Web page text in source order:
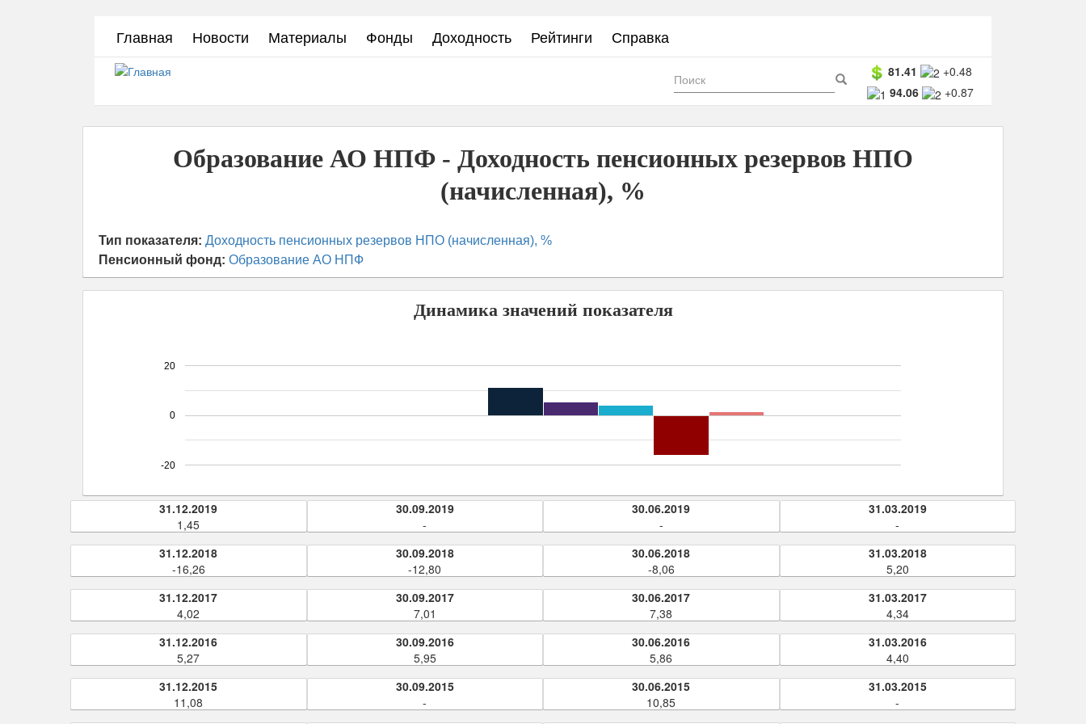
Главная Новости Материалы Фонды Доходность Рейтинги Справка
81.41
+0.48
94.06
+0.87
Форма
поиска Поиск
Образование АО НПФ - Доходность пенсионных резервов НПО
(начисленная), %
Тип показателя: Доходность пенсионных резервов НПО (начисленная), %
Пенсионный фонд: Образование АО НПФ
Динамика значений показателя
-20
0
20
31.12.2019
1,45
30.09.2019
-
30.06.2019
-
31.03.2019
-
31.12.2018
-16,26
30.09.2018
-12,80
30.06.2018
-8,06
31.03.2018
5,20
31.12.2017
4,02
30.09.2017
7,01
30.06.2017
7,38
31.03.2017
4,34
31.12.2016
5,27
30.09.2016
5,95
30.06.2016
5,86
31.03.2016
4,40
31.12.2015
11,08
30.09.2015
-
30.06.2015
10,85
31.03.2015
-